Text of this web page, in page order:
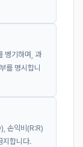
병기하며, 과
를 명시합니
손익비(R:R)
지합니다.